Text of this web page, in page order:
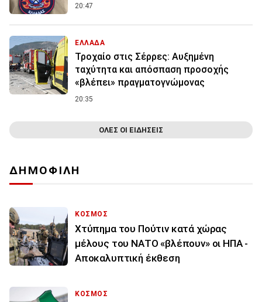
20:47
ΕΛΛΑΔΑ
Τροχαίο στις Σέρρες: Αυξημένη
ταχύτητα και απόσπαση προσοχής
«βλέπει» πραγματογνώμονας
20:35
ΟΛΕΣ ΟΙ ΕΙΔΗΣΕΙΣ
ΔΗΜΟΦΙΛΗ
ΚΟΣΜΟΣ
Χτύπημα του Πούτιν κατά χώρας
μέλους του ΝΑΤΟ «βλέπουν» οι ΗΠΑ -
Αποκαλυπτική έκθεση
ΚΟΣΜΟΣ